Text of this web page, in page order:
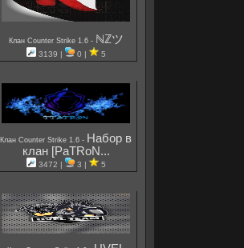
Клан Counter Strike 1.6 - ℕℤツ
3139 | 0 | 5
Клан Counter Strike 1.6 - Набор в
клан [PaTRoN...
3472 | 3 | 5